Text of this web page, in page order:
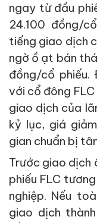
ngay từ đầu
24.100 đồng/
tiếng giao dịch
ngờ ồ ạt bán
đồng/cổ phiếu.
với cổ đông
giao dịch của
kỷ lục, giá
gian chuẩn bị
Trước giao dịch
phiếu FLC
nghiệp. Nếu
giao dịch